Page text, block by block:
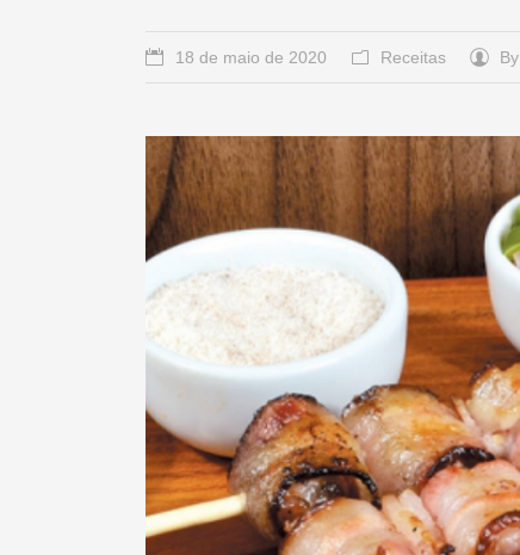
18 de maio de 2020 Receitas By